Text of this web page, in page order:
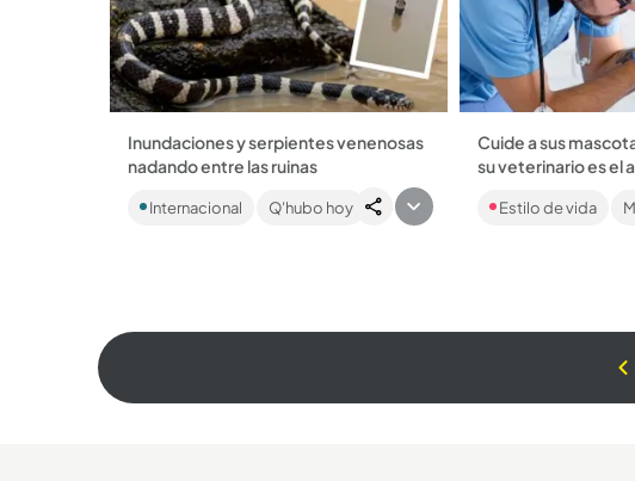
Inundaciones y serpientes venenosas
nadando entre las ruinas
Maysak. Hasta ahora ha muerto una
Internacional Q'hubo hoy
Cuide a sus
su veterinario es el
Consultar con el
en manos de otro la
mascotas: aquí lo
Estilo de vida